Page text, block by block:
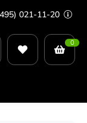
021-11-20
0